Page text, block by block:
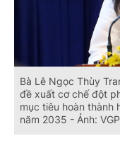
Bà Lê Ngọc Thùy
đề xuất cơ chế đột
mục tiêu hoàn thành
năm 2035 - Ảnh: